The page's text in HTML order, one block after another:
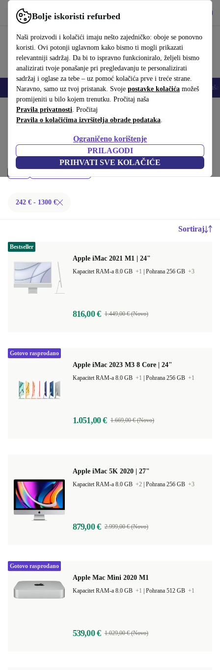
Bolje iskoristi refurbed
Naši proizvodi i kolačići imaju nešto zajedničko: oboje se ponovno
koristi. Ovi potonji uglavnom kako bismo ti mogli prikazati
relevantniji sadržaj. Da bi to ispravno funkcioniralo, željeli bismo
analizirati tvoje ponašanje pri pregledavanju te personalizirati
sadržaj i oglase za tebe – uz pomoć kolačića prve i treće strane.
Naravno, samo uz tvoj pristanak. Svoje postavke kolačića možeš
promijeniti u bilo kojem trenutku. Pročitaj naša
Pravila privatnosti. Pročitaj
Pravila o kolačićima izvršitelja obrade podataka.
Ograničeno korištenje
PRILAGODI
PRIHVATI SVE KOLAČIĆE
Koristi refurbed brzo i jednostavno
Mobiteli Prijenosna računala Tableti Pametni satovi Dodaci
Početna stranica Proizvodi Desktop računala
Kupi refurbished Apple Mac ispod 1300 € – kvaliteta, jamstvo i 30 dana
za povrat. Uštedi novac i čuvaj okoliš.
242 € - 1300 €
Sortiraj
Apple iMac 2021 M1 | 24"
Kapacitet RAM-a 8.0 GB +1 Pohrana 256 GB +3
816,00 € 1.449,00 € (Novo)
Bestseller
Apple iMac 2023 M3 8 Core | 24"
Kapacitet RAM-a 8.0 GB +1 Pohrana 256 GB +1
1.051,00 € 1.669,00 € (Novo)
Gotovo rasprodano
Apple iMac 5K 2020 | 27"
Kapacitet RAM-a 8.0 GB +2 Pohrana 256 GB +3
879,00 € 2.999,00 € (Novo)
Apple Mac Mini 2020 M1
Kapacitet RAM-a 8.0 GB +1 Pohrana 512 GB +1
539,00 € 1.029,00 € (Novo)
Gotovo rasprodano